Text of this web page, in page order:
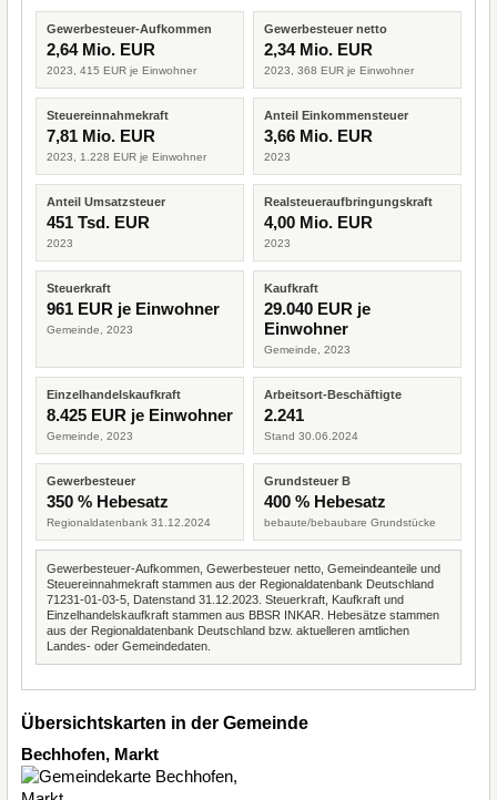
Gewerbesteuer-Aufkommen
2,64 Mio. EUR
2023, 415 EUR je Einwohner
Gewerbesteuer netto
2,34 Mio. EUR
2023, 368 EUR je Einwohner
Steuereinnahmekraft
7,81 Mio. EUR
2023, 1.228 EUR je Einwohner
Anteil Einkommensteuer
3,66 Mio. EUR
2023
Anteil Umsatzsteuer
451 Tsd. EUR
2023
Realsteueraufbringungskraft
4,00 Mio. EUR
2023
Steuerkraft
961 EUR je Einwohner
Gemeinde, 2023
Kaufkraft
29.040 EUR je
Einwohner
Gemeinde, 2023
Einzelhandelskaufkraft
8.425 EUR je Einwohner
Gemeinde, 2023
Arbeitsort-Beschäftigte
2.241
Stand 30.06.2024
Gewerbesteuer
350 % Hebesatz
Regionaldatenbank 31.12.2024
Grundsteuer B
400 % Hebesatz
bebaute/bebaubare Grundstücke
Gewerbesteuer-Aufkommen, Gewerbesteuer netto, Gemeindeanteile und
Steuereinnahmekraft stammen aus der Regionaldatenbank Deutschland
71231-01-03-5, Datenstand 31.12.2023. Steuerkraft, Kaufkraft und
Einzelhandelskaufkraft stammen aus BBSR INKAR. Hebesätze stammen
aus der Regionaldatenbank Deutschland bzw. aktuelleren amtlichen
Landes- oder Gemeindedaten.
Übersichtskarten in der Gemeinde
Bechhofen, Markt